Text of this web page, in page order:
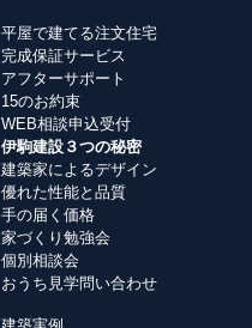
平屋で建てる注文住宅
完成保証サービス
アフターサポート
15のお約束
WEB相談申込受付
伊駒建設３つの秘密
建築家によるデザイン
優れた性能と品質
手の届く価格
家づくり勉強会
個別相談会
おうち見学問い合わせ